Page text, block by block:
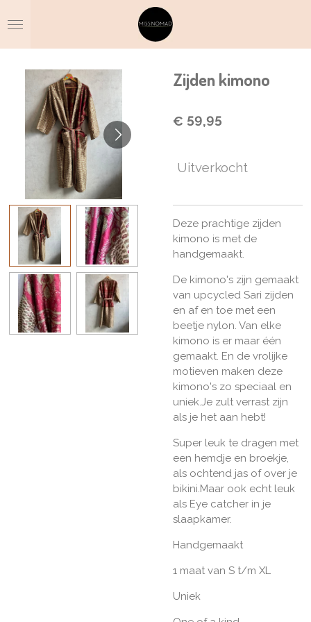
direct
hoofdinhoud
Zijden kimono
€ 59,95
Uitverkocht
Deze prachtige zijden
kimono is met de
handgemaakt.
De kimono's zijn gemaakt
van upcycled Sari zijden
en af en toe met een
beetje nylon. Van elke
kimono is er maar één
gemaakt. En de vrolijke
motieven maken deze
kimono's zo speciaal en
uniek.Je zult verrast zijn
als je het aan hebt!
Super leuk te dragen met
een hemdje en broekje,
als ochtend jas of over je
bikini.Maar ook echt leuk
als Eye catcher in je
slaapkamer.
Handgemaakt
1 maat van S t/m XL
Uniek